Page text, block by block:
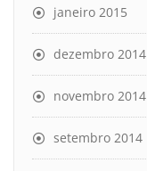
janeiro 2015
dezembro 2014
novembro 2014
setembro 2014